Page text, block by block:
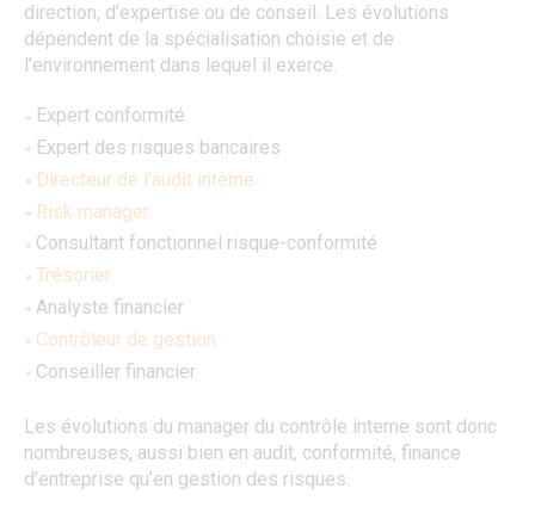
direction, d’expertise ou de conseil. Les évolutions
dépendent de la spécialisation choisie et de
l’environnement dans lequel il exerce.
Expert conformité
Expert des risques bancaires
Directeur de l’audit interne
Risk manager
Consultant fonctionnel risque-conformité
Trésorier
Analyste financier
Contrôleur de gestion
Conseiller financier
Les évolutions du manager du contrôle interne sont donc
nombreuses, aussi bien en audit, conformité, finance
d’entreprise qu’en gestion des risques.